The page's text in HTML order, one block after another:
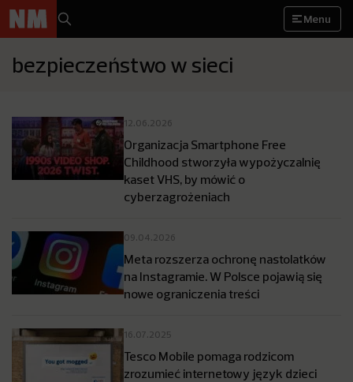
Menu
bezpieczeństwo w sieci
12.06.2026
Organizacja Smartphone Free
Childhood stworzyła wypożyczalnię
kaset VHS, by mówić o
cyberzagrożeniach
09.04.2026
Meta rozszerza ochronę nastolatków
na Instagramie. W Polsce pojawią się
nowe ograniczenia treści
16.07.2025
Tesco Mobile pomaga rodzicom
zrozumieć internetowy język dzieci